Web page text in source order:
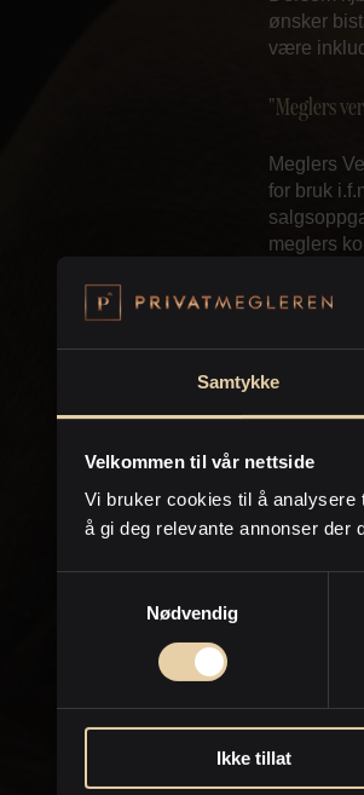
Samtykke
Velkommen til vår nettside
Vi bruker cookies til å
å gi deg relevante annonser der
Nødvendig
Ikke tillat
ønsker
være
"Meglers
Meglers
for bruk
meglers
er solgt,
Først når
innblikk i
dette
Når vi
deg som
forklarer
tillegg til